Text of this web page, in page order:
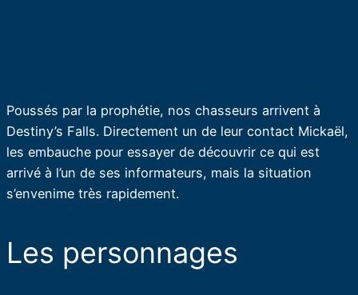
Poussés par la prophétie, nos chasseurs arrivent à
Destiny’s Falls. Directement un de leur contact Mickaël,
les embauche pour essayer de découvrir ce qui est
arrivé à l’un de ses informateurs, mais la situation
s’envenime très rapidement.
Les personnages